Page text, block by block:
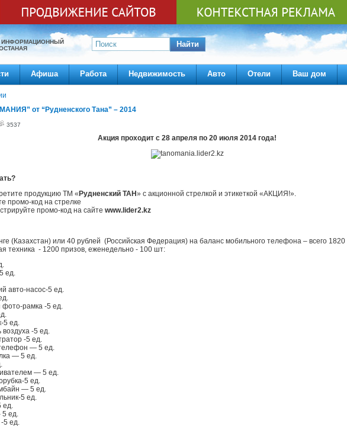
ИНФОРМАЦИОННЫЙ
Найти
Афиша Работа Недвижимость Авто Отели Ваш дом
от “Рудненского Тана” – 2014
3537
Акция проходит с 28 апреля по 20 июля 2014 года!
продукцию ТМ « Рудненский ТАН» с акционной стрелкой и этикеткой «АКЦИЯ!».
промо-код на стрелке
промо-код на сайте www.lider2.kz
(Казахстан) или 40 рублей (Российская Федерация) на баланс мобильного телефона – всего 1820
техника - 1200 призов, еженедельно - 100 шт:
ед.
авто-насос-5 ед.
фото-рамка -5 ед.
5 ед.
воздуха -5 ед.
-5 ед.
— 5 ед.
— 5 ед.
— 5 ед.
5 ед.
— 5 ед.
5 ед.
ед.
5 ед.
-5 ед.